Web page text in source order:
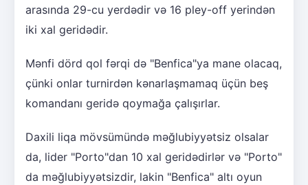
arasında 29-cu yerdədir və 16 pley-off yerindən
iki xal geridədir.
Mənfi dörd qol fərqi də "Benfica"ya mane olacaq,
çünki onlar turnirdən kənarlaşmamaq üçün beş
komandanı geridə qoymağa çalışırlar.
Daxili liqa mövsümündə məğlubiyyətsiz olsalar
da, lider "Porto"dan 10 xal geridədirlər və "Porto"
da məğlubiyyətsizdir, lakin "Benfica" altı oyun